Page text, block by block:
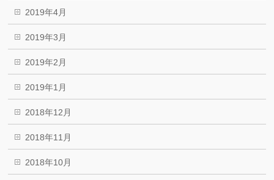
2019年4月
2019年3月
2019年2月
2019年1月
2018年12月
2018年11月
2018年10月